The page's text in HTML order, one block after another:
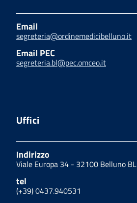
Email
segreteria@ordinemedicibelluno.it
Email PEC
segreteria.bl@pec.omceo.it
Uffici
Indirizzo
Viale Europa 34 - 32100 Belluno BL
tel
(+39) 0437.940531